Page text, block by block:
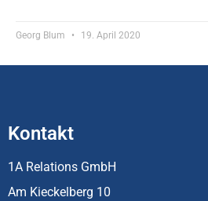
Georg Blum 19. April 2020
Kontakt
1A Relations GmbH
Am Kieckelberg 10